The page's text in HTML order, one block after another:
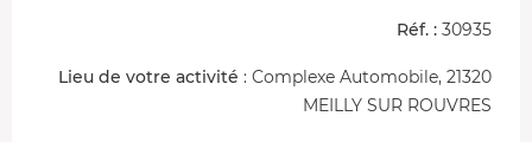
Réf. : 30935
Lieu de votre activité : Complexe Automobile, 21320
MEILLY SUR ROUVRES